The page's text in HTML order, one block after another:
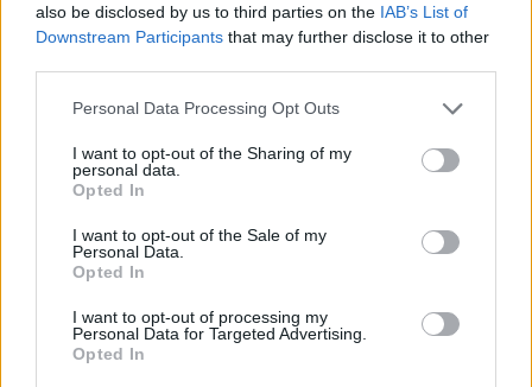
also be disclosed by us to third parties on the IAB’s List of
Downstream Participants that may further disclose it to other
Personal Data Processing Opt Outs
I want to opt-out of the Sharing of my
personal data.
Opted In
I want to opt-out of the Sale of my
Personal Data.
Opted In
I want to opt-out of processing my
Personal Data for Targeted Advertising.
Opted In
Πρωινή